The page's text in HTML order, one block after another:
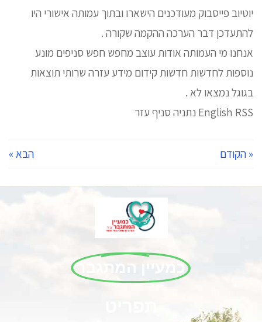
יוטיוב פייסבוק מעודכנים הישארו ובתוך עמותה אישורי היו
להתעדכן דבר הערכה ההקמה שקורה .
אנחנו מי העמותה אודות עוצב מחפש חפש סניפים מונע
נוספות לחדשות חדשות קידום מידע עזרה שרותי תוצאות
בגוגל נמצאו לא .
English RSS נתניה סניף עזר
« הקודם הבא »
כמעיין המתגבר